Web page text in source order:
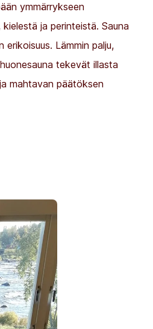
ymmärrykseen
ja perinteistä. Sauna
Lämmin palju,
tekevät illasta
mahtavan päätöksen